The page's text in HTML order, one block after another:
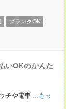
ブランクOK
いOKのかんた
チや電車 ...もっ